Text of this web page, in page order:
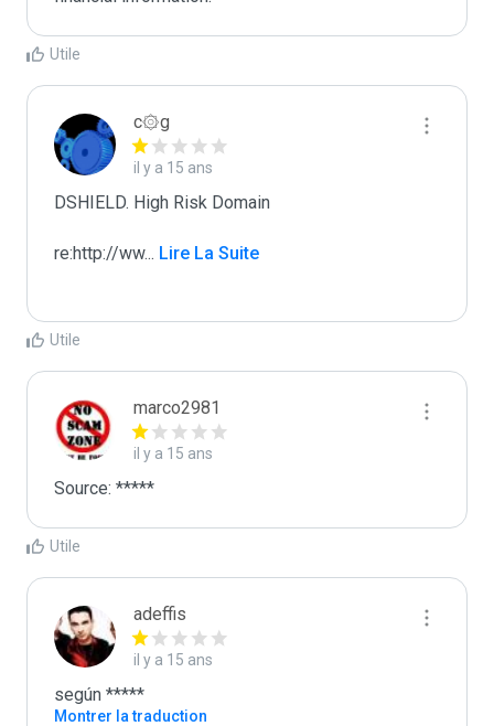
Utile
c۞g
il y a 15 ans
DSHIELD. High Risk Domain
re:http://ww... Lire La Suite
Utile
marco2981
il y a 15 ans
Source: *****
Utile
adeffis
il y a 15 ans
según *****
Montrer la traduction